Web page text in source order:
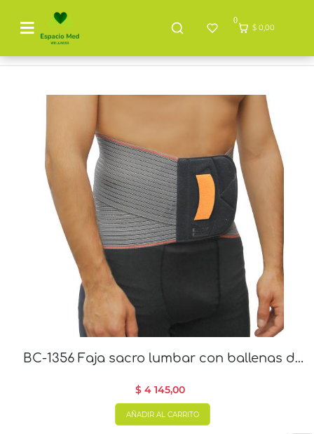
0
$ 0,00
BC-1356 Faja sacro lumbar con ballenas de
$ 4 145,00
AÑADIR AL CARRITO